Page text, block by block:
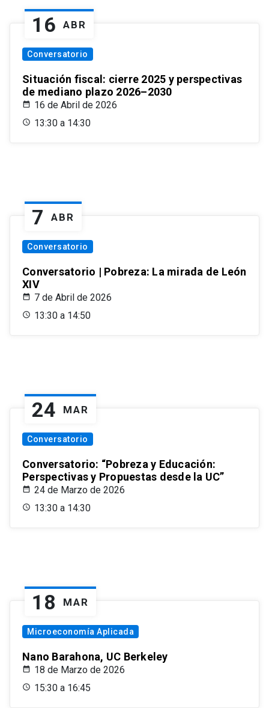
16 ABR
Conversatorio
Situación fiscal: cierre 2025 y perspectivas
de mediano plazo 2026–2030
16 de Abril de 2026
13:30 a 14:30
7 ABR
Conversatorio
Conversatorio | Pobreza: La mirada de León
XIV
7 de Abril de 2026
13:30 a 14:50
24 MAR
Conversatorio
Conversatorio: “Pobreza y Educación:
Perspectivas y Propuestas desde la UC”
24 de Marzo de 2026
13:30 a 14:30
18 MAR
Microeconomía Aplicada
Nano Barahona, UC Berkeley
18 de Marzo de 2026
15:30 a 16:45